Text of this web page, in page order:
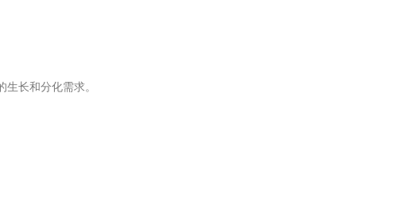
长和分化需求。